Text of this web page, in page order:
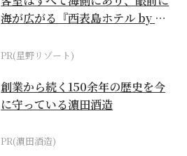
海が広がる『西表島ホテル by 星
PR(星野リゾート)
創業から続く150余年の歴史を今
に守っている濵田酒造
PR(濵田酒造)